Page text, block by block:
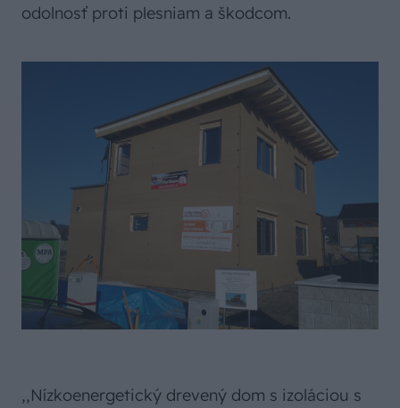
odolnosť proti plesniam a škodcom.
,,Nízkoenergetický drevený dom s izoláciou s